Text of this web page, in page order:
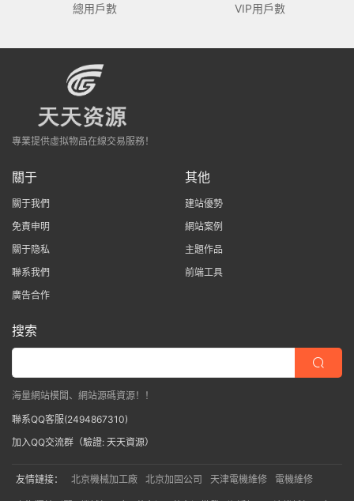
總用戶數 VIP用戶數
專業提供虛拟物品在線交易服務！
關于
關于我們
免責申明
關于隐私
聯系我們
廣告合作
其他
建站優勢
網站案例
主題作品
前端工具
搜索
海量網站模闆、網站源碼資源！！
聯系QQ客服(2494867310)
加入QQ交流群（驗證: 天天資源）
友情鏈接： 北京機械加工廠 北京加固公司 天津電機維修 電機維修